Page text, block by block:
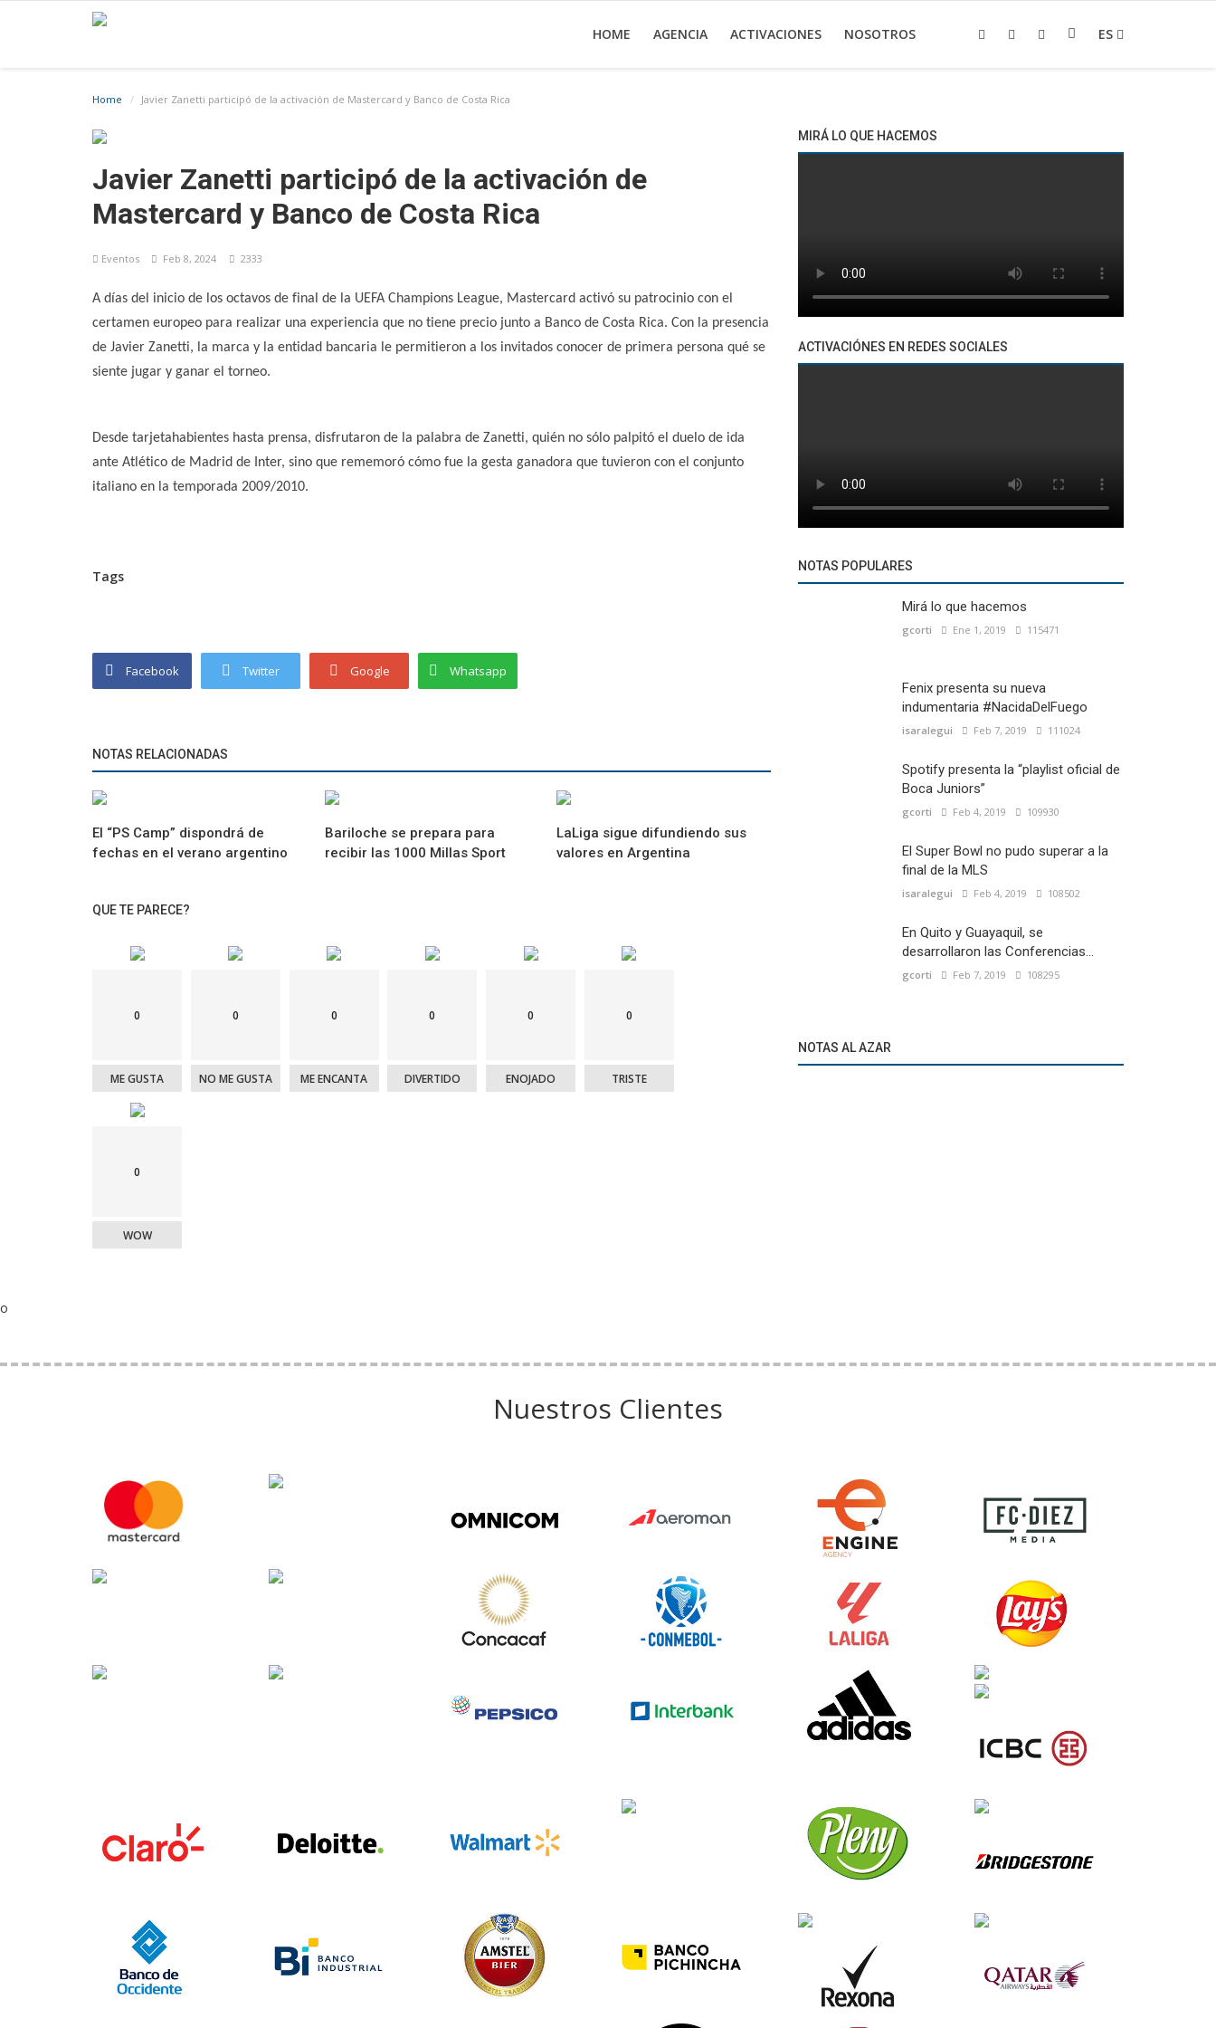
HOME AGENCIA ACTIVACIONES NOSOTROS ES
Home Javier Zanetti participó de la activación de Mastercard y Banco de Costa Rica
Javier Zanetti participó de la activación de
Mastercard y Banco de Costa Rica
Eventos Feb 8, 2024 2333
A días del inicio de los octavos de final de la UEFA Champions League, Mastercard activó su patrocinio con el
certamen europeo para realizar una experiencia que no tiene precio junto a Banco de Costa Rica. Con la presencia
de Javier Zanetti, la marca y la entidad bancaria le permitieron a los invitados conocer de primera persona qué se
siente jugar y ganar el torneo.
Desde tarjetahabientes hasta prensa, disfrutaron de la palabra de Zanetti, quién no sólo palpitó el duelo de ida
ante Atlético de Madrid de Inter, sino que rememoró cómo fue la gesta ganadora que tuvieron con el conjunto
italiano en la temporada 2009/2010.
Tags
Facebook Twitter Google Whatsapp
NOTAS RELACIONADAS
El “PS Camp” dispondrá de
fechas en el verano argentino
Bariloche se prepara para
recibir las 1000 Millas Sport
LaLiga sigue difundiendo sus
valores en Argentina
QUE TE PARECE?
0
ME GUSTA
0
NO ME GUSTA
0
ME ENCANTA
0
DIVERTIDO
0
ENOJADO
0
TRISTE
0
WOW
MIRÁ LO QUE HACEMOS
ACTIVACIÓNES EN REDES SOCIALES
NOTAS POPULARES
Mirá lo que hacemos
gcorti Ene 1, 2019 115471
Fenix presenta su nueva
indumentaria #NacidaDelFuego
isaralegui Feb 7, 2019 111024
Spotify presenta la “playlist oficial de
Boca Juniors”
gcorti Feb 4, 2019 109930
El Super Bowl no pudo superar a la
final de la MLS
isaralegui Feb 4, 2019 108502
En Quito y Guayaquil, se
desarrollaron las Conferencias...
gcorti Feb 7, 2019 108295
NOTAS AL AZAR
o
Nuestros Clientes